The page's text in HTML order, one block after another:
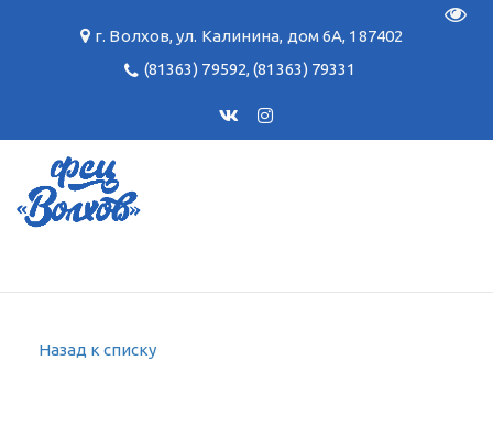
г. Волхов,ул. Калинина, дом 6А, 187402
(81363) 79592,(81363) 79331
Назад к списку